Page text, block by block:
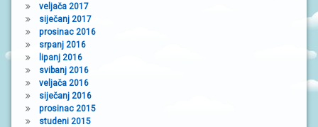
veljača 2017
siječanj 2017
prosinac 2016
srpanj 2016
lipanj 2016
svibanj 2016
veljača 2016
siječanj 2016
prosinac 2015
studeni 2015